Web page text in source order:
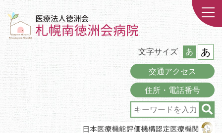
文字サイズ あ あ
交通アクセス
住所・電話番号